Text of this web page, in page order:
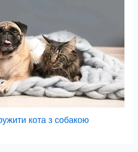
кота з собакою